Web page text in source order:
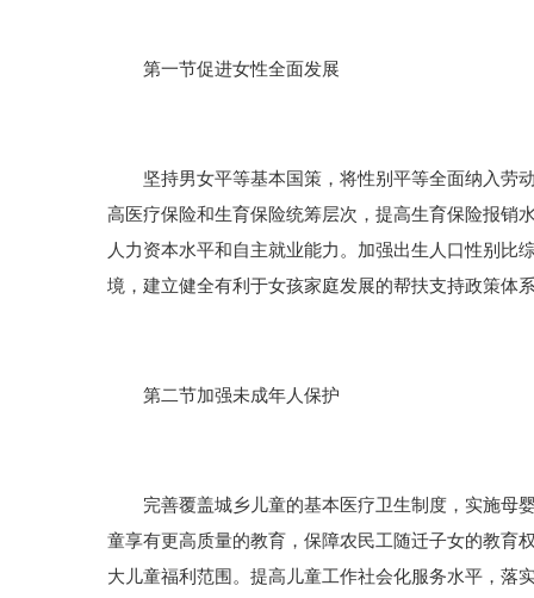
第一节促进女性全面发展
坚持男女平等基本国策，将性别平等全面纳入劳动
高医疗保险和生育保险统筹层次，提高生育保险报销
人力资本水平和自主就业能力。加强出生人口性别比
境，建立健全有利于女孩家庭发展的帮扶支持政策体
第二节加强未成年人保护
完善覆盖城乡儿童的基本医疗卫生制度，实施母婴
童享有更高质量的教育，保障农民工随迁子女的教育
大儿童福利范围。提高儿童工作社会化服务水平，落